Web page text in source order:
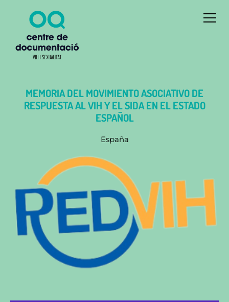
MEMORIA DEL MOVIMIENTO ASOCIATIVO DE
RESPUESTA AL VIH Y EL SIDA EN EL ESTADO
ESPAÑOL
España